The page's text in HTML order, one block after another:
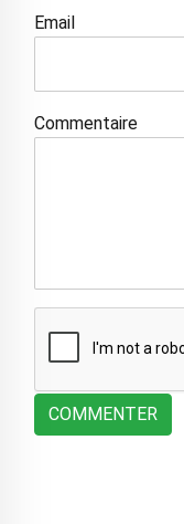
Email
Commentaire
COMMENTER